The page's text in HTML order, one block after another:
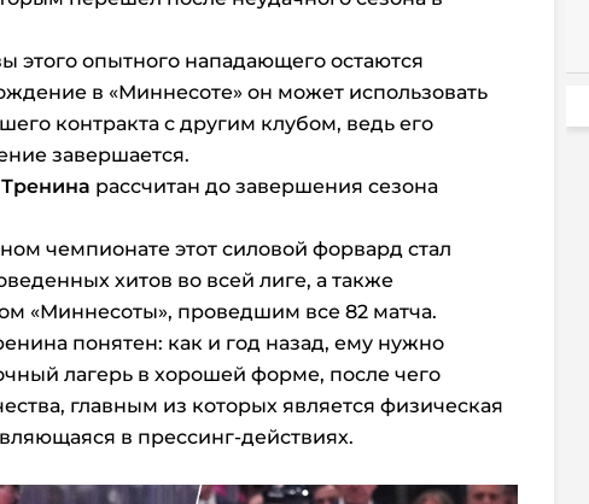
этого опытного нападающего остаются
в «Миннесоте» он может использовать
контракта с другим клубом, ведь его
завершается.
рассчитан до завершения сезона
чемпионате этот силовой форвард стал
хитов во всей лиге, а также
«Миннесоты», проведшим все 82 матча.
понятен: как и год назад, ему нужно
лагерь в хорошей форме, после чего
главным из которых является физическая
в прессинг-действиях.